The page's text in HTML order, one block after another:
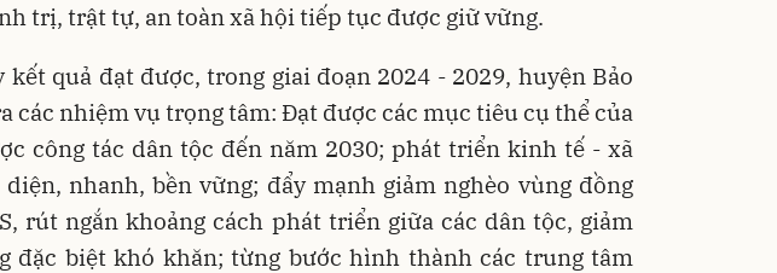
trị, trật tự, an toàn xã hội tiếp tục được giữ vững.
kết quả đạt được, trong giai đoạn 2024 - 2029, huyện Bảo
các nhiệm vụ trọng tâm: Đạt được các mục tiêu cụ thể của
công tác dân tộc đến năm 2030; phát triển kinh tế - xã
nhanh, bền vững; đẩy mạnh giảm nghèo vùng đồng
rút ngắn khoảng cách phát triển giữa các dân tộc, giảm
đặc biệt khó khăn; từng bước hình thành các trung tâm